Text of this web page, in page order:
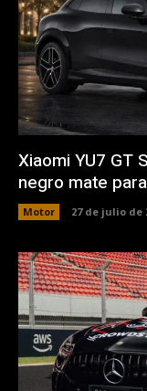
Xiaomi YU7 GT
negro mate
Motor 27 de julio de